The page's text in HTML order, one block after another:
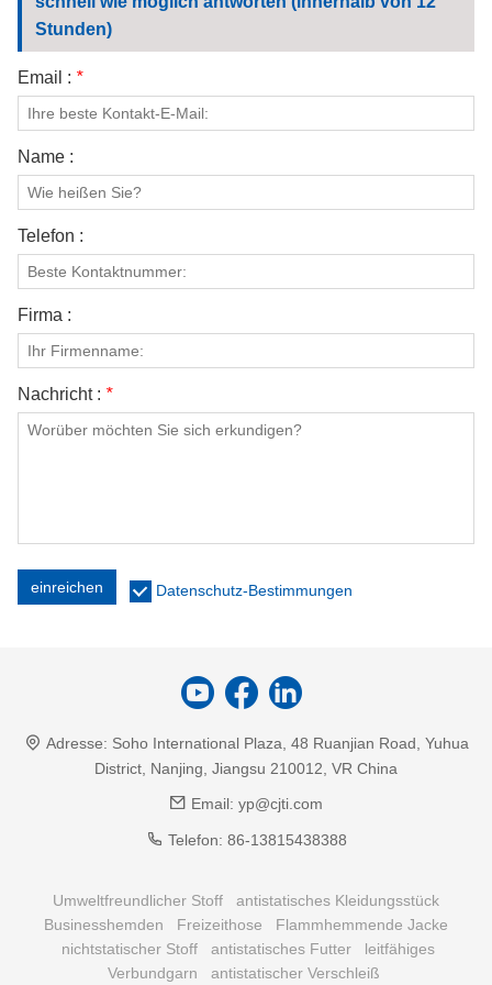
höchsten Standards in Bezug auf
Umweltverantwortung gerecht
Stunden)
Email : *
Name :
Telefon :
Firma :
Nachricht : *
einreichen Datenschutz-Bestimmungen
Adresse: Soho International Plaza, 48 Ruanjian Road, Yuhua
District, Nanjing, Jiangsu 210012, VR China
Email: yp@cjti.com
Telefon: 86-13815438388
Umweltfreundlicher Stoff
antistatisches Kleidungsstück
Businesshemden
Freizeithose
Flammhemmende Jacke
nichtstatischer Stoff
antistatisches Futter
leitfähiges
Verbundgarn
antistatischer Verschleiß